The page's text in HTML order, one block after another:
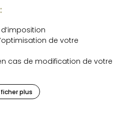
de votre
cas de modification de votre
plus